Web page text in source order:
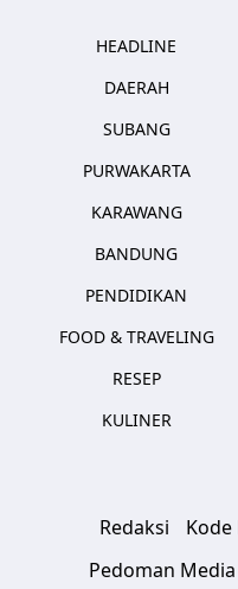
HEADLINE
DAERAH
SUBANG
PURWAKARTA
KARAWANG
BANDUNG
PENDIDIKAN
FOOD & TRAVELING
RESEP
KULINER
Redaksi Kode
Pedoman